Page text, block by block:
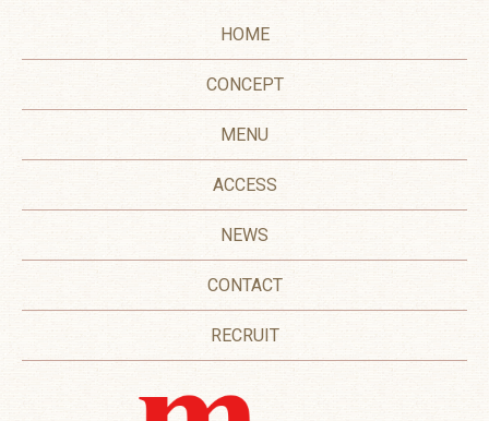
HOME
CONCEPT
MENU
ACCESS
NEWS
CONTACT
RECRUIT